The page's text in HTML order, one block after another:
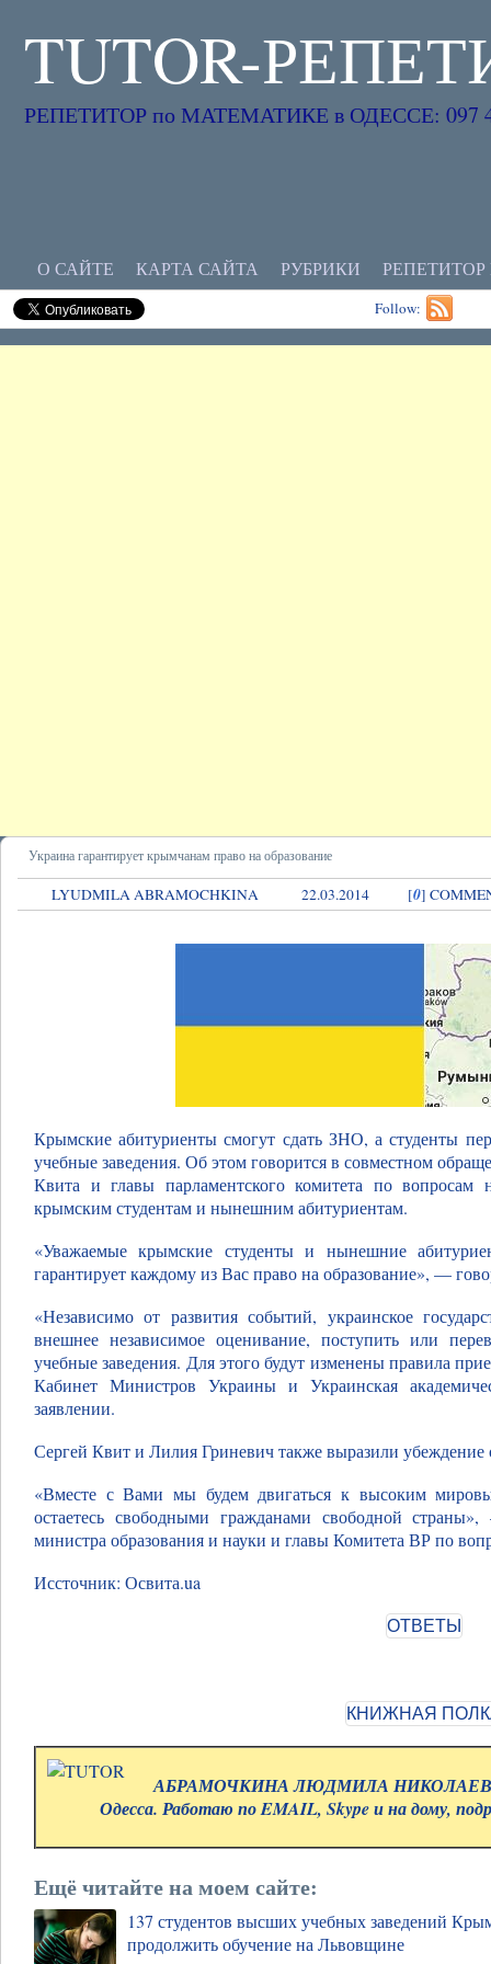
TUTOR-
РЕПЕТИТОР по МАТЕМАТИКЕ в ОДЕССЕ: 097
О САЙТЕ КАРТА САЙТА РУБРИКИ
Follow:
Украина гарантирует крымчанам право на образование
LYUDMILA ABRAMOCHKINA 22.03.2014 [0]
Крымские абитуриенты смогут сдать ЗНО, а студенты
учебные заведения. Об этом говорится в совместном
Квита и главы парламентского комитета по
крымским студентам и нынешним абитуриентам.
«Уважаемые крымские студенты и нынешние
гарантирует каждому из Вас право на образование», —
«Независимо от развития событий, украинское
внешнее независимое оценивание, поступить или
учебные заведения. Для этого будут изменены правила
Кабинет Министров Украины и Украинская
заявлении.
Сергей Квит и Лилия Гриневич также выразили
«Вместе с Вами мы будем двигаться к высоким
остаетесь свободными гражданами свободной
министра образования и науки и главы Комитета ВР по
Иссточник: Освита.ua
АБРАМОЧКИНА ЛЮДМИЛА
Одесса. Работаю по EMAIL, Skype и на дому,
Ещё читайте на моем сайте:
137 студентов высших учебных заведений
продолжить обучение на Львовщине